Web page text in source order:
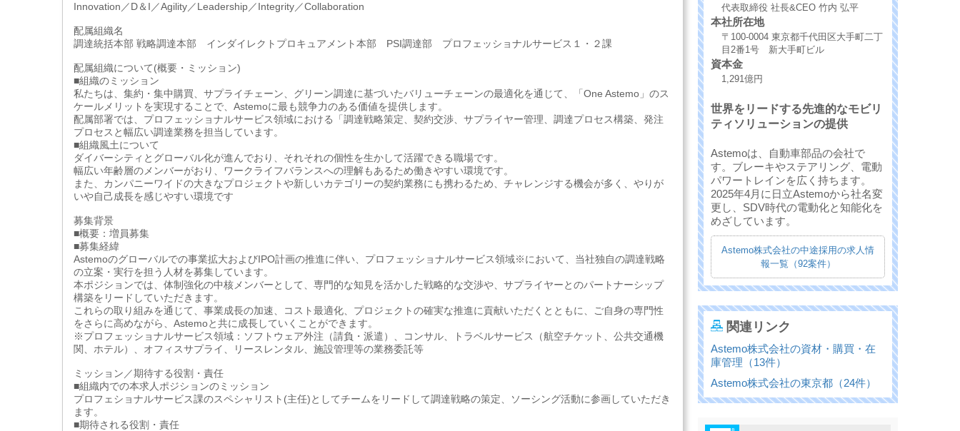
Innovation／D＆I／Agility／Leadership／Integrity／Collaboration
配属組織名
調達統括本部 戦略調達本部 インダイレクトプロキュアメント本部 PSI調達部 プロフェッショナルサービス１・２課
配属組織について(概要・ミッション)
■組織のミッション
私たちは、集約・集中購買、サプライチェーン、グリーン調達に基づいたバリューチェーンの最適化を通じて、「One Astemo」のス
ケールメリットを実現することで、Astemoに最も競争力のある価値を提供します。
配属部署では、プロフェッショナルサービス領域における「調達戦略策定、契約交渉、サプライヤー管理、調達プロセス構築、発注
プロセスと幅広い調達業務を担当しています。
■組織風土について
ダイバーシティとグローバル化が進んでおり、それそれの個性を生かして活躍できる職場です。
幅広い年齢層のメンバーがおり、ワークライフバランスへの理解もあるため働きやすい環境です。
また、カンパニーワイドの大きなプロジェクトや新しいカテゴリーの契約業務にも携わるため、チャレンジする機会が多く、やりが
いや自己成長を感じやすい環境です
募集背景
■概要：増員募集
■募集経緯
Astemoのグローバルでの事業拡大およびIPO計画の推進に伴い、プロフェッショナルサービス領域※において、当社独自の調達戦略
の立案・実行を担う人材を募集しています。
本ポジションでは、体制強化の中核メンバーとして、専門的な知見を活かした戦略的な交渉や、サプライヤーとのパートナーシップ
構築をリードしていただきます。
これらの取り組みを通じて、事業成長の加速、コスト最適化、プロジェクトの確実な推進に貢献いただくとともに、ご自身の専門性
をさらに高めながら、Astemoと共に成長していくことができます。
※プロフェッショナルサービス領域：ソフトウェア外注（請負・派遣）、コンサル、トラベルサービス（航空チケット、公共交通機
関、ホテル）、オフィスサプライ、リースレンタル、施設管理等の業務委託等
ミッション／期待する役割・責任
■組織内での本求人ポジションのミッション
プロフェショナルサービス課のスペシャリスト(主任)としてチームをリードして調達戦略の策定、ソーシング活動に参画していただき
ます。
■期待される役割・責任
代表取締役 社長&CEO 竹内 弘平
本社所在地
〒100-0004 東京都千代田区大手町二丁
目2番1号 新大手町ビル
資本金
1,291億円
世界をリードする先進的なモビリ
ティソリューションの提供
Astemoは、自動車部品の会社で
す。ブレーキやステアリング、電動
パワートレインを広く持ちます。
2025年4月に日立Astemoから社名変
更し、SDV時代の電動化と知能化を
めざしています。
Astemo株式会社の中途採用の求人情
報一覧（92案件）
関連リンク
Astemo株式会社の資材・購買・在
庫管理（13件）
Astemo株式会社の東京都（24件）